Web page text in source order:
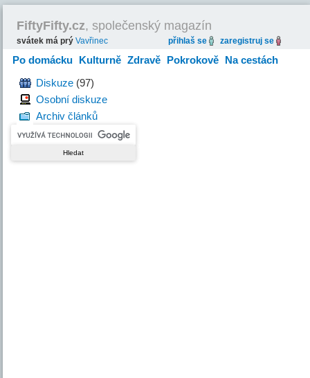
FiftyFifty.cz, společenský magazín
svátek má prýVavřinec přihlaš se zaregistruj se
Po domácku Kulturně Zdravě Pokrokově Na cestách
HravěDiskuze (97)
Osobní diskuze
Archiv článků